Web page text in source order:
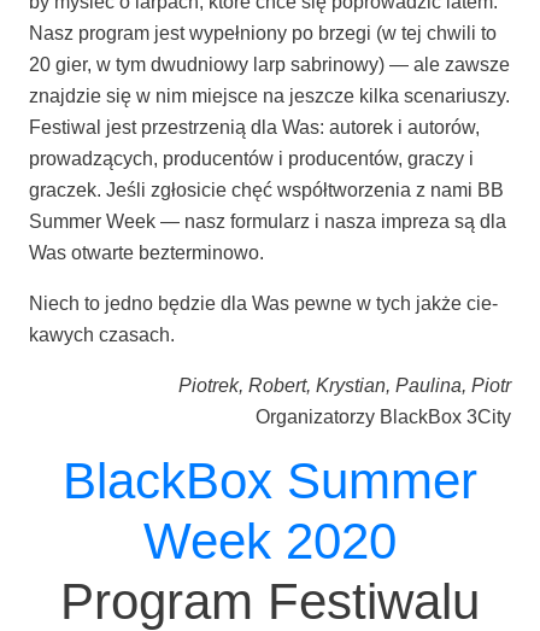
Nasz pro­gram jest wypeł­nio­ny po brze­gi (w tej chwi­li to
20 gier, w tym dwu­dnio­wy larp sabri­no­wy) — ale zawsze
znaj­dzie się w nim miej­sce na jesz­cze kil­ka sce­na­riu­szy.
Festi­wal jest prze­strze­nią dla Was: auto­rek i auto­rów,
pro­wa­dzą­cych, pro­du­cen­tów i pro­du­cen­tów, gra­czy i
gra­czek. Jeśli zgło­si­cie chęć współ­two­rze­nia z nami BB
Sum­mer Week — nasz for­mu­larz i nasza impre­za są dla
Was otwar­te bezterminowo.
Niech to jed­no będzie dla Was pew­ne w tych jak­że cie­
ka­wych czasach.
Pio­trek, Robert, Kry­stian, Pau­li­na, Piotr
Orga­ni­za­to­rzy Black­Box 3City
BlackBox Summer
Week 2020
Program Festiwalu